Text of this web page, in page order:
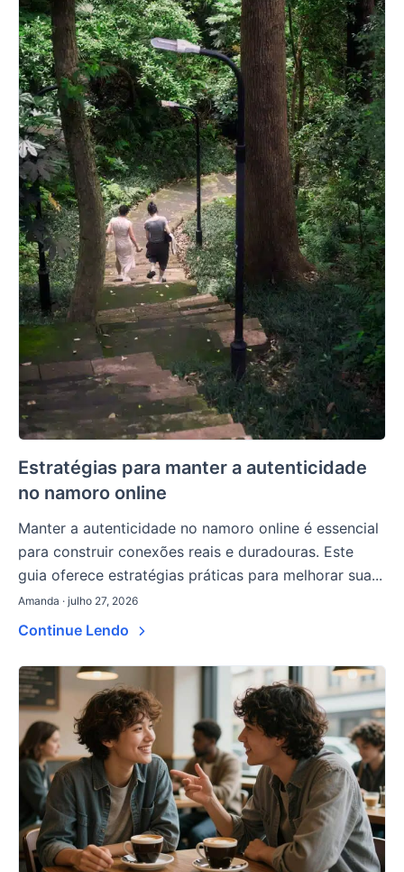
Estratégias para manter a autenticidade
no namoro online
Manter a autenticidade no namoro online é essencial
para construir conexões reais e duradouras. Este
guia oferece estratégias práticas para melhorar sua...
Amanda · julho 27, 2026
Continue Lendo